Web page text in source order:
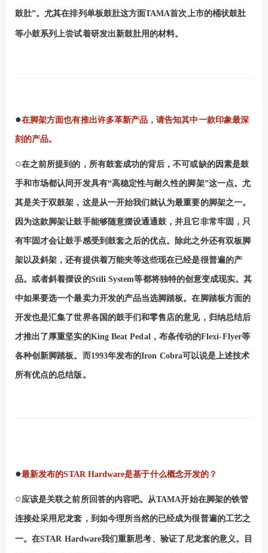
鼓肚”。尤其在排列单板鼓肚这方面TAMA首次上市的桶状鼓肚
等小鼓系列上尝试着研发出新鼓肚用的材料。
●在脚架方面也有推出许多革新产品，请告知其中一款印象最深
刻的产品。
○在之前所提到的，所有鼓套成功的背后，不可或缺的因素是鼓
手和市场都认同开发具有“高稳定性与耐久性的脚架”这一点。尤
其是关于双鼓架，这是从一开始我们就认为最重要的脚架之一。
因为这款脚架让鼓手能够随意摆设通通鼓，并且它非常牢固，只
有牢固才会让鼓手感受到鼓套之后的优点。除此之外还有双板脚
架以及斜架，还有提供着万能夹等这些现在已经是很普遍的产
品。或者斜着摆设的Stili System等都将独特的创意变成现实。其
中如果要选一个最卖力开发的产品当选脚踏板。在脚踏板方面的
开发也是汇集了世界各国的鼓手们和零售店的意见，归纳总结后
才推出了厚重坚实的King Beat Pedal，布条传动的Flexi-Flyer等
各种创新脚踏板。而1993年发布的Iron Cobra可以说是上述技术
所有优点的总结版。
●最新发布的STAR Hardware是基于什么概念开发的？
○应该是关联之前所回答的内容吧。从TAMA开始在脚架的铁管
连接处采用尼龙套，到如今理所当然的已经成为很普遍的工艺之
一。在STAR Hardware我们重新思考、 验证了尼龙套的意义。目